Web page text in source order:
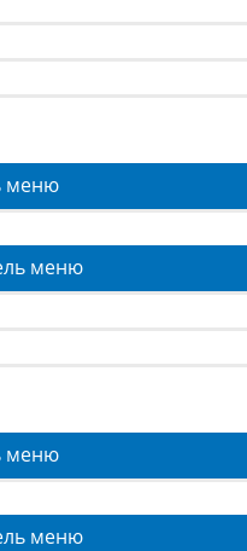
меню
меню
меню
меню